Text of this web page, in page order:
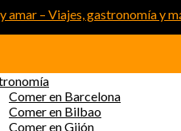
Comer en Barcelona
Comer en Bilbao
Comer en Gijón